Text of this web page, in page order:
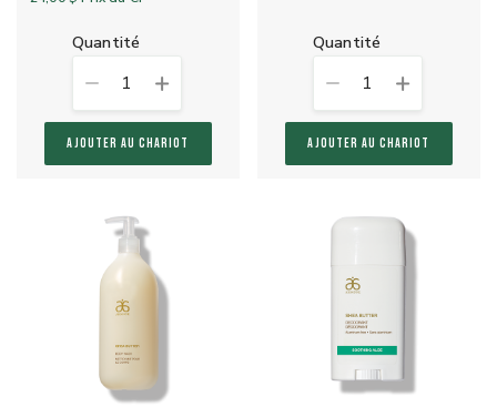
quantité
1
AJOUTER AU CHARIOT
quantité
1
AJOUTER AU CHARIOT